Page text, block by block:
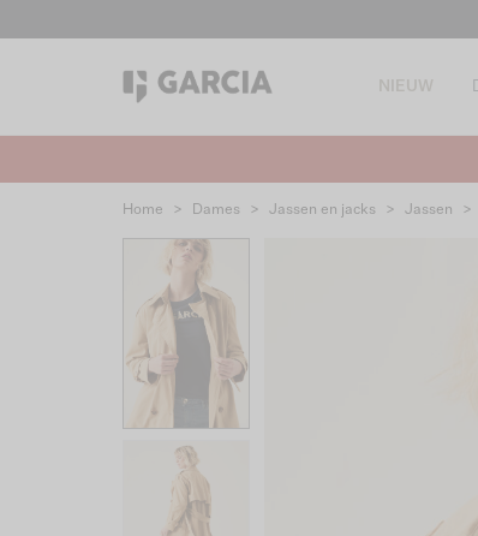
NIEUW
Home > Dames > Jassen en jacks > Jassen >